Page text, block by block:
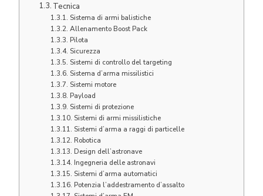
Tecnica
Sistema di armi balistiche
Allenamento Boost Pack
Pilota
Sicurezza
Sistemi di controllo del targeting
Sistema d’arma missilistici
Sistemi motore
Payload
Sistemi di protezione
Sistemi di armi missilistiche
Sistemi d’arma a raggi di particelle
Robotica
Design dell’astronave
Ingegneria delle astronavi
Sistemi d’arma automatici
Potenzia l’addestramento d’assalto